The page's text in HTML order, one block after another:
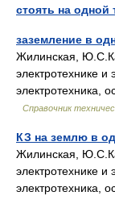
стоять на одной
заземление в
Жилинская,
электротехнике и
электротехника,
Справочник
КЗ на землю в
Жилинская,
электротехнике и
электротехника,